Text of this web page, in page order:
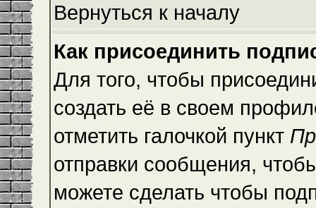
Вернуться к началу
Как присоединить
Для того, чтобы
создать её в своем
отметить галочкой пункт
отправки сообщения,
можете сделать чтобы